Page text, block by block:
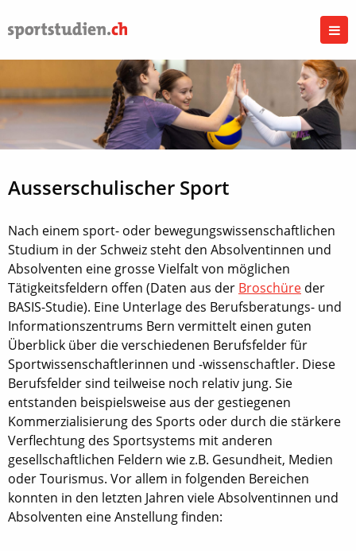
Ausserschulischer Sport
Nach einem sport- oder bewegungswissenschaftlichen
Studium in der Schweiz steht den Absolventinnen und
Absolventen eine grosse Vielfalt von möglichen
Tätigkeitsfeldern offen (Daten aus der Broschüre der
BASIS-Studie). Eine Unterlage des Berufsberatungs- und
Informationszentrums Bern vermittelt einen guten
Überblick über die verschiedenen Berufsfelder für
Sportwissenschaftlerinnen und -wissenschaftler. Diese
Berufsfelder sind teilweise noch relativ jung. Sie
entstanden beispielsweise aus der gestiegenen
Kommerzialisierung des Sports oder durch die stärkere
Verflechtung des Sportsystems mit anderen
gesellschaftlichen Feldern wie z.B. Gesundheit, Medien
oder Tourismus. Vor allem in folgenden Bereichen
konnten in den letzten Jahren viele Absolventinnen und
Absolventen eine Anstellung finden: